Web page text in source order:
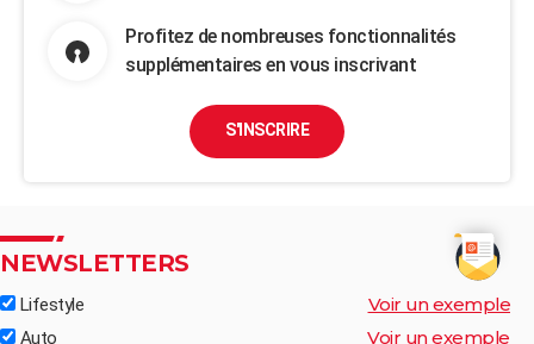
Profitez de nombreuses fonctionnalités
supplémentaires en vous inscrivant
S'INSCRIRE
NEWSLETTERS
Lifestyle Voir un exemple
Auto Voir un exemple